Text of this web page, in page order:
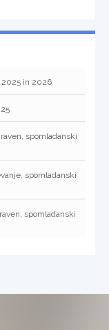
in 2026
spomladanski
spomladanski
spomladanski